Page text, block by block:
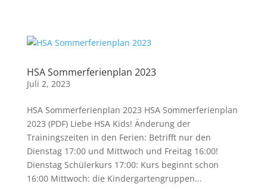
HSA Sommerferienplan 2023
Juli 2, 2023
HSA Sommerferienplan 2023 HSA Sommerferienplan
2023 (PDF) Liebe HSA Kids! Änderung der
Trainingszeiten in den Ferien: Betrifft nur den
Dienstag 17:00 und Mittwoch und Freitag 16:00!
Dienstag Schülerkurs 17:00: Kurs beginnt schon
16:00 Mittwoch: die Kindergartengruppen...